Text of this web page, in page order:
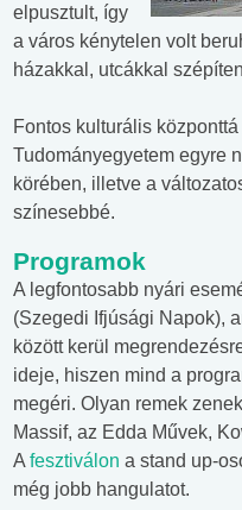
elpusztult, így
a város kénytelen volt
házakkal, utcákkal
Fontos kulturális
Tudományegyetem egyre
körében, illetve a
színesebbé.
Programok
A legfontosabb nyári
(Szegedi Ifjúsági Napok),
között kerül
ideje, hiszen mind a
megéri. Olyan remek
Massif, az Edda Művek,
A fesztiválon a stand up-
még jobb hangulatot.